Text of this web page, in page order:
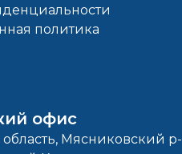
политика
офис
область, Мясниковский р-